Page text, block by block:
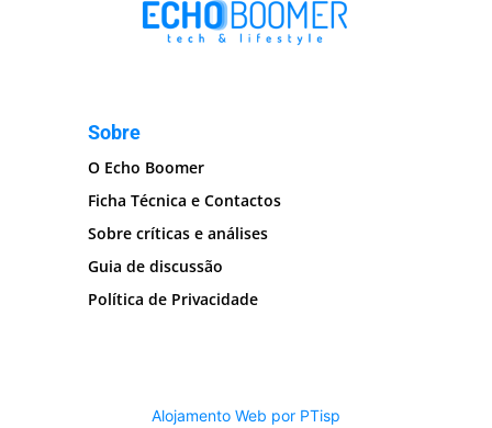
Sobre
O Echo Boomer
Ficha Técnica e Contactos
Sobre críticas e análises
Guia de discussão
Política de Privacidade
Alojamento Web por PTisp